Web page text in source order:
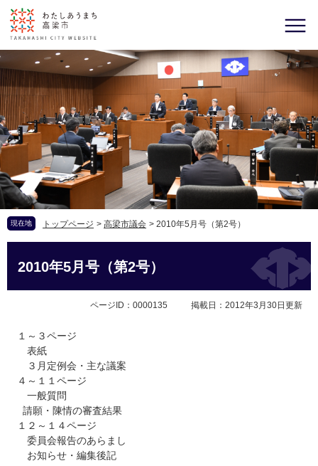
現在地 トップページ > 高梁市議会 > 2010年5月号（第2号）
2010年5月号（第2号）
ページID：0000135 掲載日：2012年3月30日更新
１～３ページ
表紙
３月定例会・主な議案
４～１１ページ
一般質問
請願・陳情の審査結果
１２～１４ページ
委員会報告のあらまし
お知らせ・編集後記